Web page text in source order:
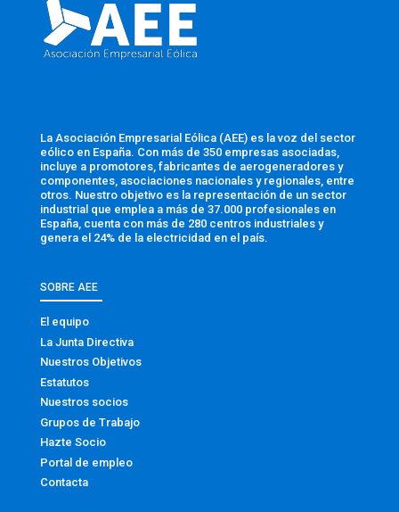
La Asociación Empresarial Eólica (AEE) es la voz del sector
eólico en España. Con más de 350 empresas asociadas,
incluye a promotores, fabricantes de aerogeneradores y
componentes, asociaciones nacionales y regionales, entre
otros. Nuestro objetivo es la representación de un sector
industrial que emplea a más de 37.000 profesionales en
España, cuenta con más de 280 centros industriales y
genera el 24% de la electricidad en el país.
SOBRE AEE
El equipo
La Junta Directiva
Nuestros Objetivos
Estatutos
Nuestros socios
Grupos de Trabajo
Hazte Socio
Portal de empleo
Contacta